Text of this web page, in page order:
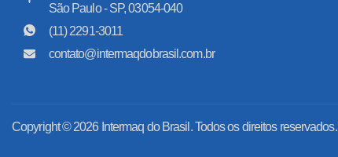
São Paulo - SP, 03054-040
(11) 2291-3011
contato@intermaqdobrasil.com.br
Copyright © 2026 Intermaq do Brasil. Todos os direitos reservados.